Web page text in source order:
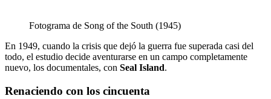
Fotograma de Song of the South (1945)
En 1949, cuando la crisis que dejó la guerra fue superada casi del
todo, el estudio decide aventurarse en un campo completamente
nuevo, los documentales, con Seal Island.
Renaciendo con los cincuenta